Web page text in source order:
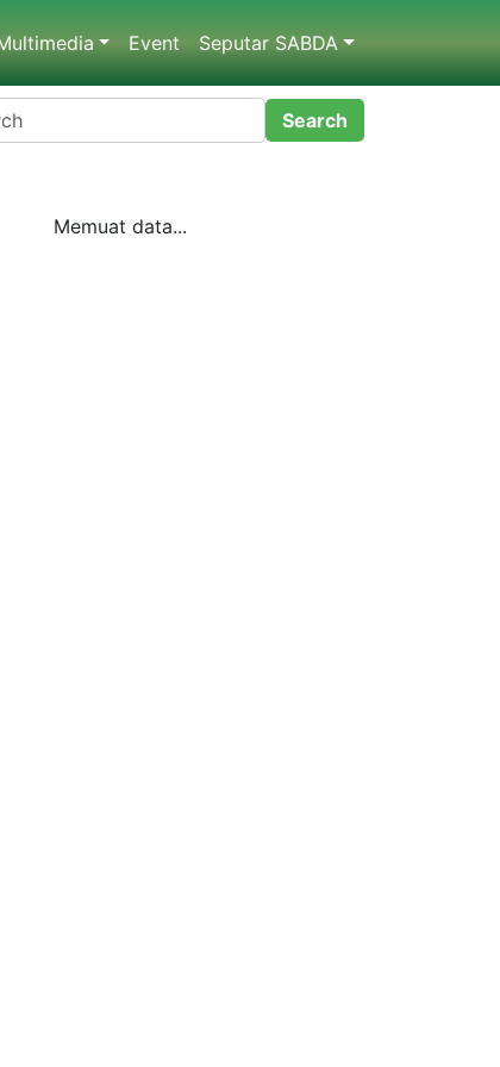
Multimedia Event Seputar SABDA
Memuat data...